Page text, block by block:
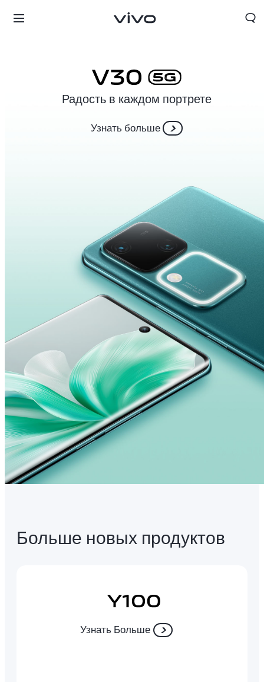
Tajikistan | Выберите страну/регион
Радость в каждом портрете
Узнать больше
Больше новых продуктов
Узнать Больше